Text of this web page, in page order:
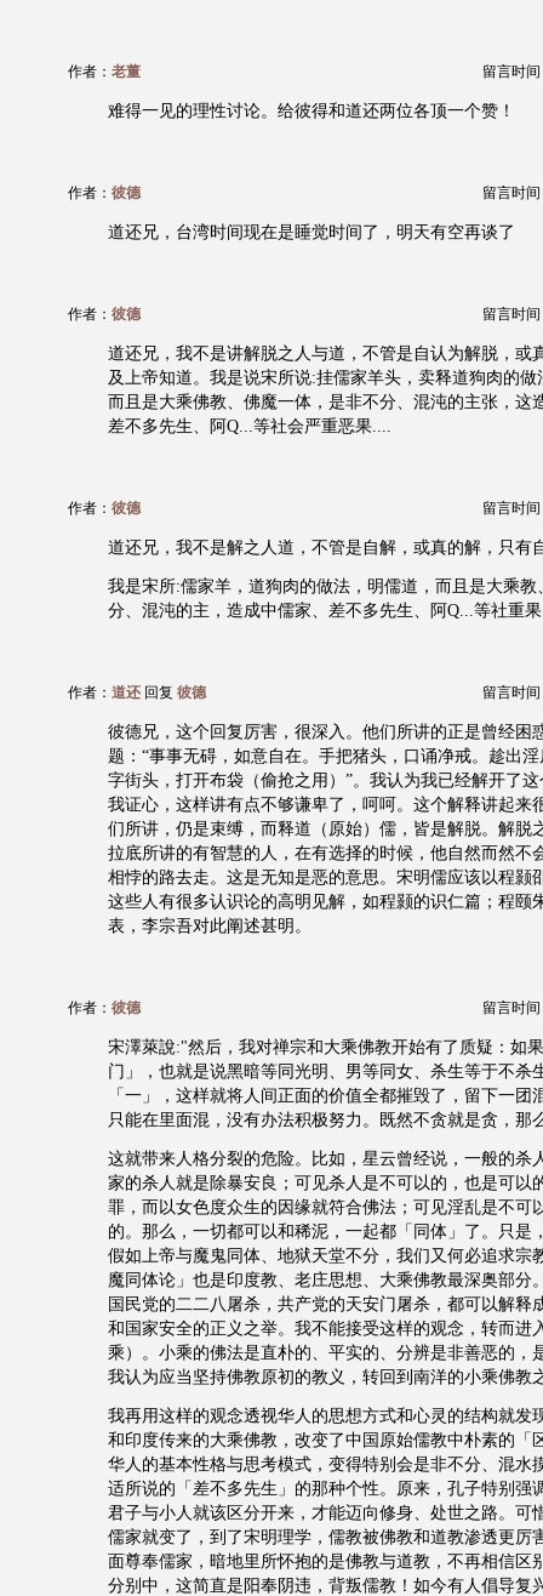
作者： 老董 留言时间
难得一见的理性讨论。给彼得和道还两位各顶一个赞！
作者： 彼德 留言时间
道还兄，台湾时间现在是睡觉时间了，明天有空再谈了
作者： 彼德 留言时间
道还兄，我不是讲解脱之人与道，不管是自认为解脱，或
及上帝知道。我是说宋所说:挂儒家羊头，卖释道狗肉的
而且是大乘佛教、佛魔一体，是非不分、混沌的主张，这
差不多先生、阿Q...等社会严重恶果....
作者： 彼德 留言时间
道还兄，我不是解之人道，不管是自解，或真的解，只有
我是宋所:儒家羊，道狗肉的做法，明儒道，而且是大乘教
分、混沌的主，造成中儒家、差不多先生、阿Q...等社重
作者： 道还 回复 彼德 留言时间
彼德兄，这个回复厉害，很深入。他们所讲的正是曾经困
题：“事事无碍，如意自在。手把猪头，口诵净戒。趁出
字街头，打开布袋（偷抢之用）”。我认为我已经解开了
我证心，这样讲有点不够谦卑了，呵呵。这个解释讲起来
们所讲，仍是束缚，而释道（原始）儒，皆是解脱。解脱
拉底所讲的有智慧的人，在有选择的时候，他自然而然不
相悖的路去走。这是无知是恶的意思。宋明儒应该以程颢
这些人有很多认识论的高明见解，如程颢的识仁篇；程颐
表，李宗吾对此阐述甚明。
作者： 彼德 留言时间
宋澤萊說:"然后，我对禅宗和大乘佛教开始有了质疑：如
门」，也就是说黑暗等同光明、男等同女、杀生等于不杀
「一」，这样就将人间正面的价值全都摧毁了，留下一团
只能在里面混，没有办法积极努力。既然不贪就是贪，那
这就带来人格分裂的危险。比如，星云曾经说，一般的杀
家的杀人就是除暴安良；可见杀人是不可以的，也是可以
罪，而以女色度众生的因缘就符合佛法；可见淫乱是不可
的。那么，一切都可以和稀泥，一起都「同体」了。只是
假如上帝与魔鬼同体、地狱天堂不分，我们又何必追求宗
魔同体论」也是印度教、老庄思想、大乘佛教最深奥部分
国民党的二二八屠杀，共产党的天安门屠杀，都可以解释
和国家安全的正义之举。我不能接受这样的观念，转而进
乘）。小乘的佛法是直朴的、平实的、分辨是非善恶的，
我认为应当坚持佛教原初的教义，转回到南洋的小乘佛教
我再用这样的观念透视华人的思想方式和心灵的结构就发
和印度传来的大乘佛教，改变了中国原始儒教中朴素的「
华人的基本性格与思考模式，变得特别会是非不分、混水
适所说的「差不多先生」的那种个性。原来，孔子特别强
君子与小人就该区分开来，才能迈向修身、处世之路。可
儒家就变了，到了宋明理学，儒教被佛教和道教渗透更厉
面尊奉儒家，暗地里所怀抱的是佛教与道教，不再相信区
分别中，这简直是阳奉阴违，背叛儒教！如今有人倡导复